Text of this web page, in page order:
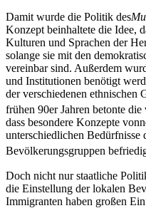
Damit wurde die Politik des
Konzept beinhaltete die Idee,
Kulturen und Sprachen der
solange sie mit den
vereinbar sind. Außerdem
und Institutionen benötigt
der verschiedenen ethnischen
frühen 90er Jahren betonte
dass besondere Konzepte
unterschiedlichen Bedürfnisse
Bevölkerungsgruppen
Doch nicht nur staatliche
die Einstellung der lokalen
Immigranten haben großen